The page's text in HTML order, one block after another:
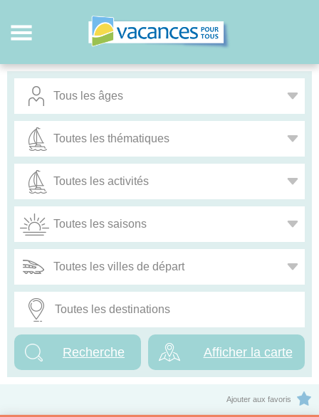
Afficher la carte
Ajouter aux favoris